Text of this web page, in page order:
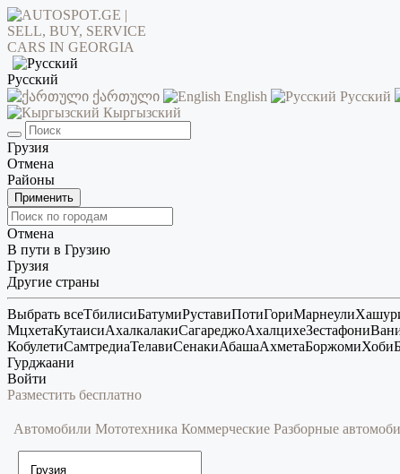
Русский
ქართული
English Русский
Кыргызский
Грузия
Отмена
Районы
Применить
Отмена
В пути в Грузию
Грузия
Другие страны
Выбрать всеТбилисиБатумиРуставиПотиГориМарнеули
МцхетаКутаисиАхалкалакиСагареджоАхалцихеЗестафони
КобулетиСамтредиаТелавиСенакиАбашаАхметаБоржомиХоби
Гурджаани
Войти
Разместить бесплатно
Автомобили Мототехника Коммерческие Разборные